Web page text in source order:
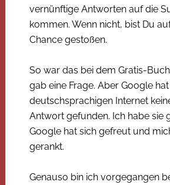
vernünftige Antworten auf die
kommen. Wenn nicht, bist Du
Chance gestoßen.
So war das bei dem Gratis-
gab eine Frage. Aber Google
deutschsprachigen Internet
Antwort gefunden. Ich habe sie
Google hat sich gefreut und
gerankt.
Genauso bin ich vorgegangen